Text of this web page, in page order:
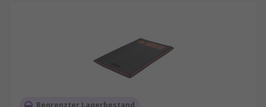
Begrenzter Lagerbestand